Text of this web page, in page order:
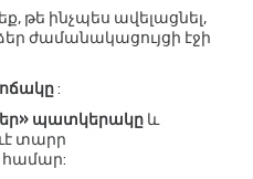
թե ինչպես ավելացնել,
ժամանակացույցի էջի
:
պատկերակը և
տարր
համար: